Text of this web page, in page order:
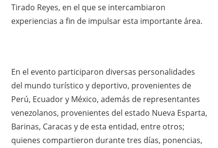
Tirado Reyes, en el que se intercambiaron
experiencias a fin de impulsar esta importante área.
En el evento participaron diversas personalidades
del mundo turístico y deportivo, provenientes de
Perú, Ecuador y México, además de representantes
venezolanos, provenientes del estado Nueva Esparta,
Barinas, Caracas y de esta entidad, entre otros;
quienes compartieron durante tres días, ponencias,